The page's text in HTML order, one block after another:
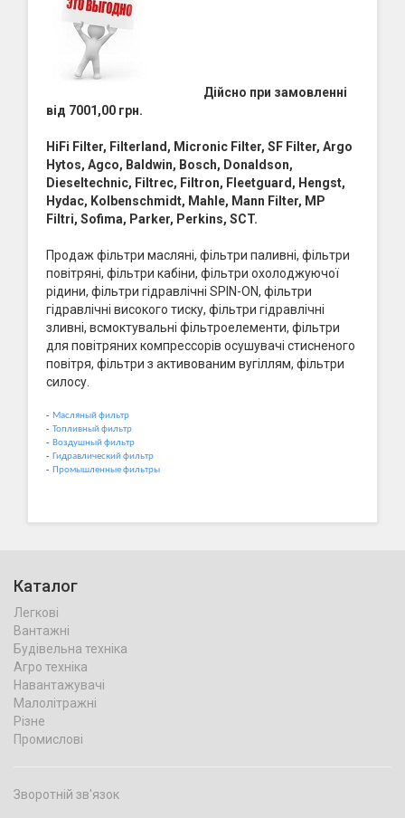
Дійсно при замовленні
від 7001,00 грн.
HiFi Filter, Filterland, Micronic Filter, SF Filter, Argo
Hytos, Agco, Baldwin, Bosch, Donaldson,
Dieseltechnic, Filtrec, Filtron, Fleetguard, Hengst,
Hydac, Kolbenschmidt, Mahle, Mann Filter, MP
Filtri, Sofima, Parker, Perkins, SCT.
Продаж фільтри масляні, фільтри паливні, фільтри
повітряні, фільтри кабіни, фільтри охолоджуючої
рідини, фільтри гідравлічні SPIN-ON, фільтри
гідравлічні високого тиску, фільтри гідравлічні
зливні, всмоктувальні фільтроелементи, фільтри
для повітряних компрессорів осушувачі стисненого
повітря, фільтри з активованим вугіллям, фільтри
силосу.
- Масляный фильтр
- Топливный фильтр
- Воздушный фильтр
- Гидравлический фильтр
- Промышленные фильтры
Каталог
Легкові
Вантажні
Будівельна техніка
Агро техніка
Навантажувачі
Малолітражні
Різне
Промислові
Зворотній зв'язок